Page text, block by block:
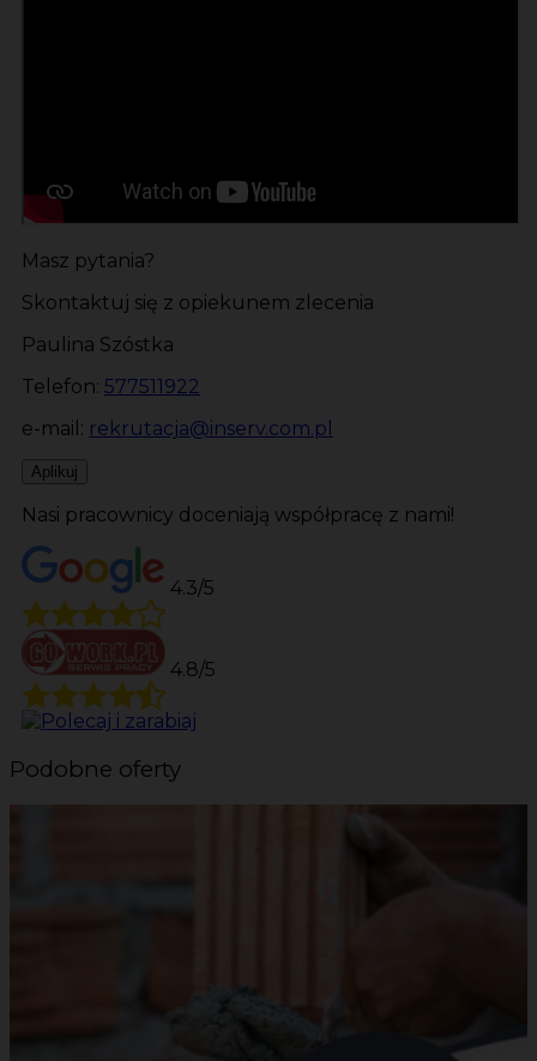
Masz pytania?
Skontaktuj się z opiekunem zlecenia
Paulina Szóstka
Telefon: 577511922
e-mail: rekrutacja@inserv.com.pl
Aplikuj
Nasi pracownicy doceniają współpracę z nami!
4.3/5
4.8/5
Podobne oferty